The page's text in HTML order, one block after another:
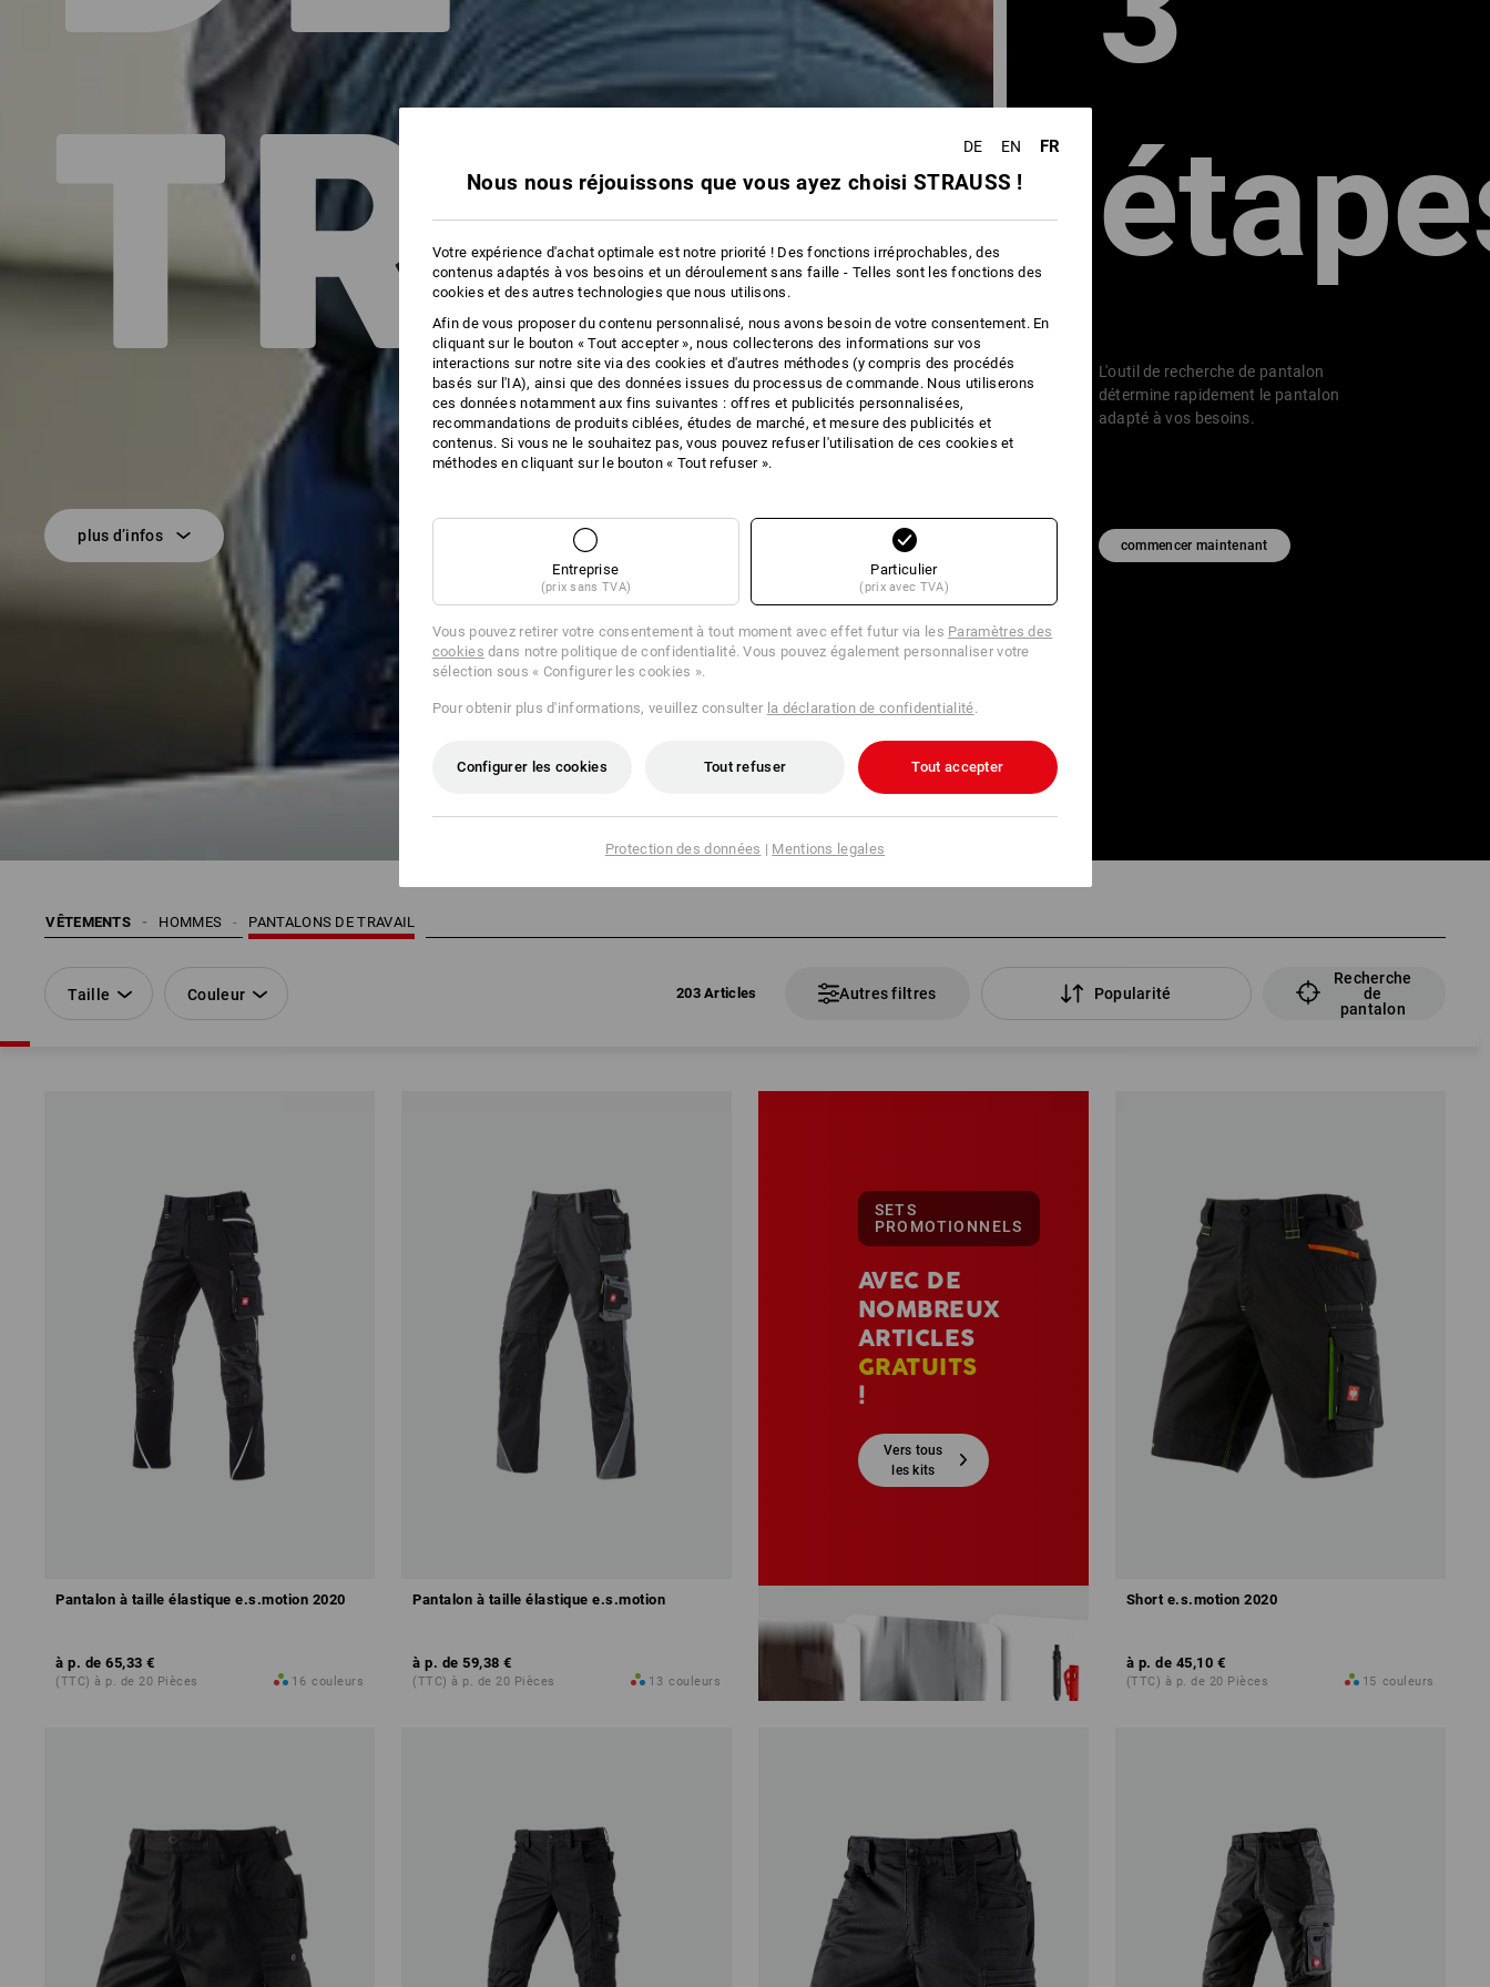
TRAVAIL
plus d’infos
L'outil de recherche de pantalon
détermine rapidement le pantalon
adapté à vos besoins.
commencer maintenant
VÊTEMENTS PANTALONS DE TRAVAIL
HOMMES
Taille Couleur 203 Articles Autres filtres Popularité
Recherche
de
pantalon
Pantalon à taille élastique e.s.motion 2020
à p. de 65,33 €
(TTC) à p. de 20 Pièces 16 couleurs
Pantalon à taille élastique e.s.motion
à p. de 59,38 €
(TTC) à p. de 20 Pièces 13 couleurs
SETS
PROMOTIONNELS
AVEC DE
NOMBREUX
ARTICLES
GRATUITS
!
Vers tous
les kits
d’offres
Configurer ce kit
Short e.s.motion 2020
à p. de 45,10 €
(TTC) à p. de 20 Pièces 15 couleurs
DE EN FR
Nous nous réjouissons que vous ayez choisi STRAUSS !
Votre expérience d'achat optimale est notre priorité ! Des fonctions irréprochables, des
contenus adaptés à vos besoins et un déroulement sans faille - Telles sont les fonctions des
cookies et des autres technologies que nous utilisons.
Afin de vous proposer du contenu personnalisé, nous avons besoin de votre consentement. En
cliquant sur le bouton « Tout accepter », nous collecterons des informations sur vos
interactions sur notre site via des cookies et d'autres méthodes (y compris des procédés
basés sur l'IA), ainsi que des données issues du processus de commande. Nous utiliserons
ces données notamment aux fins suivantes : offres et publicités personnalisées,
recommandations de produits ciblées, études de marché, et mesure des publicités et
contenus. Si vous ne le souhaitez pas, vous pouvez refuser l'utilisation de ces cookies et
méthodes en cliquant sur le bouton « Tout refuser ».
Entreprise
(prix sans TVA)
Particulier
(prix avec TVA)
Vous pouvez retirer votre consentement à tout moment avec effet futur via les Paramètres des
cookies dans notre politique de confidentialité. Vous pouvez également personnaliser votre
sélection sous « Configurer les cookies ».
Pour obtenir plus d'informations, veuillez consulter la déclaration de confidentialité.
Configurer les cookies Tout refuser Tout accepter
Protection des données | Mentions legales